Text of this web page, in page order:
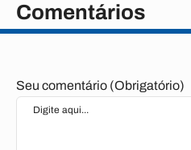
Comentários
Seu comentário (Obrigatório)